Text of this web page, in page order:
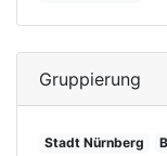
Gruppierung
Stadt Nürnberg